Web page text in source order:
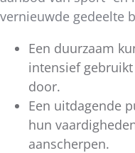
vernieuwde gedeelte
Een duurzaam
intensief
door.
Een uitdagende
hun
aanscherpen.